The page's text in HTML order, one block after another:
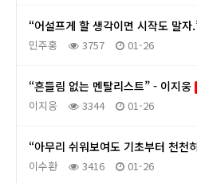
“어설프게 할 생각이면 시작도 말자
민주홍 3757 01-26
“흔들림 없는 멘탈리스트” - 이지웅
이지웅 3344 01-26
“아무리 쉬워보여도 기초부터 천
이수환 3416 01-26